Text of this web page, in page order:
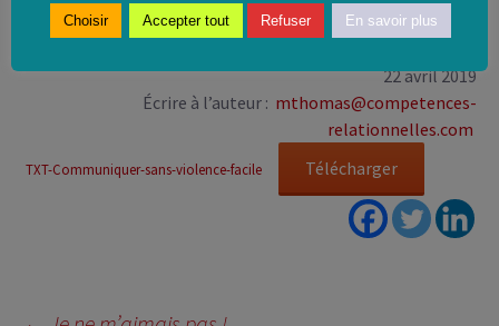
Marc THOMAS, Consultant formateur en « Compétences
22 avril 2019
Écrire à l’auteur : mthomas@competences-
relationnelles.com
TXT-Communiquer-sans-violence-facile Télécharger
Choisir Accepter tout Refuser En savoir plus